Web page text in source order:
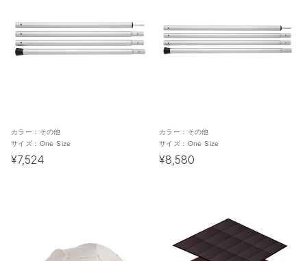
カラー： その他
サイズ： One Size
¥7,524
カラー： その他
サイズ： One Size
¥8,580